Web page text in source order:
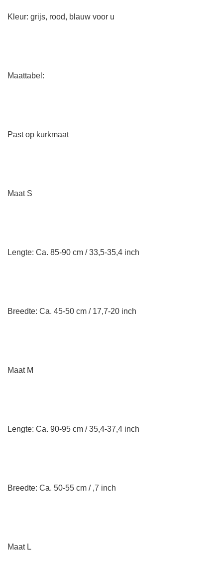
Kleur: grijs, rood, blauw voor u
Maattabel:
Past op kurkmaat
Maat S
Lengte: Ca. 85-90 cm / 33,5-35,4 inch
Breedte: Ca. 45-50 cm / 17,7-20 inch
Maat M
Lengte: Ca. 90-95 cm / 35,4-37,4 inch
Breedte: Ca. 50-55 cm / ,7 inch
Maat L